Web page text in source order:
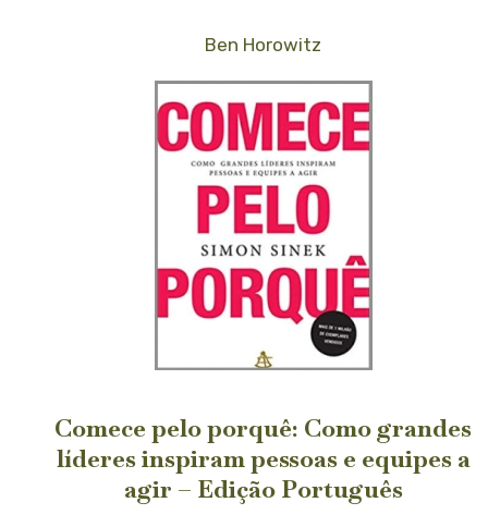
Ben Horowitz
Comece pelo porquê: Como grandes
líderes inspiram pessoas e equipes a
agir – Edição Português